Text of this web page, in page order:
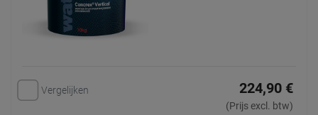
Vergelijken 224,90 €
(Prijs excl. btw)